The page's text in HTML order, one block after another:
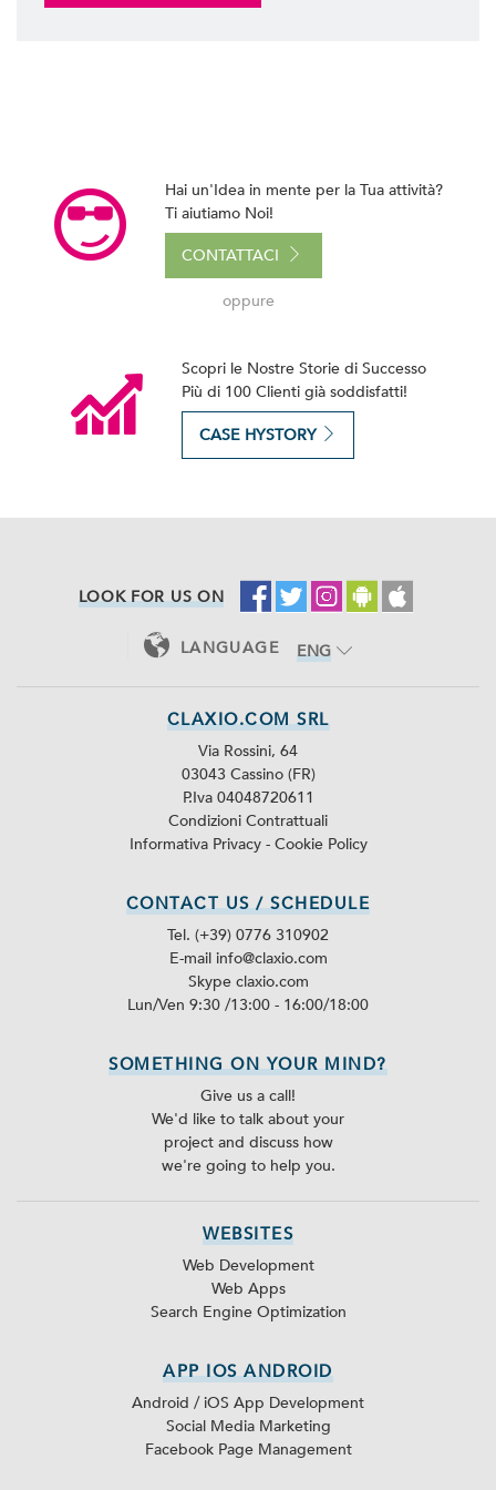
Hai un'Idea in mente per la Tua attività?
Ti aiutiamo Noi!
CONTATTACI
oppure
Scopri le Nostre Storie di Successo
Più di 100 Clienti già soddisfatti!
CASE HYSTORY
LOOK FOR US ON
LANGUAGE
ENG
CLAXIO.COM SRL
Via Rossini, 64
03043 Cassino (FR)
P.Iva 04048720611
Condizioni Contrattuali
Informativa Privacy - Cookie Policy
CONTACT US / SCHEDULE
Tel. (+39) 0776 310902
E-mail info@claxio.com
Skype claxio.com
Lun/Ven 9:30 /13:00 - 16:00/18:00
SOMETHING ON YOUR MIND?
Give us a call!
We'd like to talk about your
project and discuss how
we're going to help you.
WEBSITES
Web Development
Web Apps
Search Engine Optimization
APP IOS ANDROID
Android / iOS App Development
Social Media Marketing
Facebook Page Management